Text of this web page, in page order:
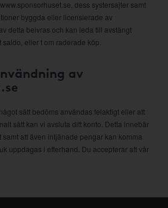
dess systersajter samt
byggda eller licensierade av
detta beivras och kan leda till avstängt
eller t om raderade köp.
av
sätt bedöms användas felaktigt eller att
sätt kan vi avsluta ditt konto. Detta innebär
att även intjänade pengar kan komma
uppdagas i efterhand. Du accepterar att vår